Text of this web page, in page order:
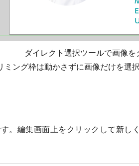
ダイレクト選択ツールで画像を
ミング枠は動かさずに画像だけを選
。編集画面上をクリックして新し